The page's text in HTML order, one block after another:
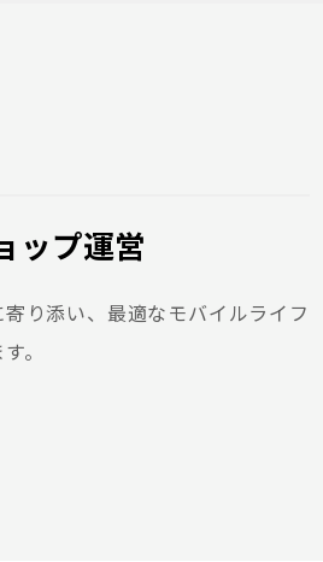
ップ運営
り添い、最適なモバイルライフ
。